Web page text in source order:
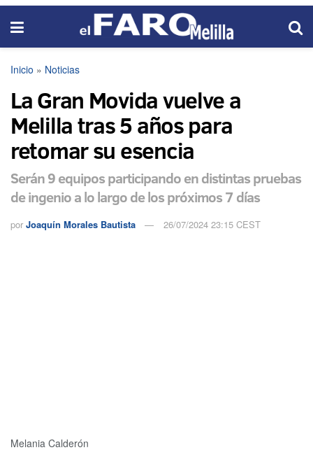
Inicio » Noticias
La Gran Movida vuelve a
Melilla tras 5 años para
retomar su esencia
Serán 9 equipos participando en distintas pruebas
de ingenio a lo largo de los próximos 7 días
por Joaquín Morales Bautista 26/07/2024 23:15 CEST
Melania Calderón